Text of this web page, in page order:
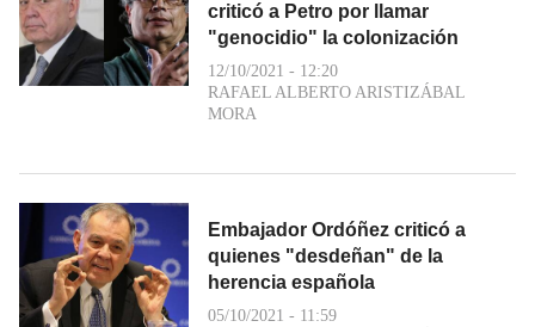
criticó a Petro por llamar
"genocidio" la colonización
12/10/2021 - 12:20
RAFAEL ALBERTO ARISTIZÁBAL
MORA
Embajador Ordóñez criticó a
quienes "desdeñan" de la
herencia española
05/10/2021 - 11:59